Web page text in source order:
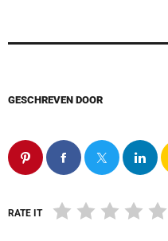
GESCHREVEN DOOR
RATE IT